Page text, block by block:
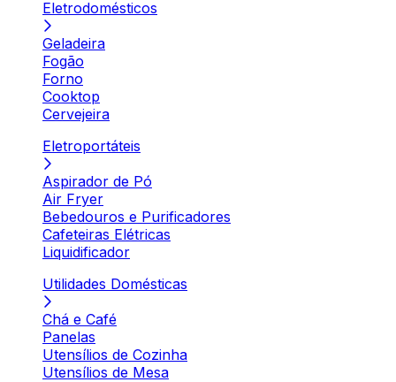
Eletrodomésticos
Geladeira
Fogão
Forno
Cooktop
Cervejeira
Eletroportáteis
Aspirador de Pó
Air Fryer
Bebedouros e Purificadores
Cafeteiras Elétricas
Liquidificador
Utilidades Domésticas
Chá e Café
Panelas
Utensílios de Cozinha
Utensílios de Mesa